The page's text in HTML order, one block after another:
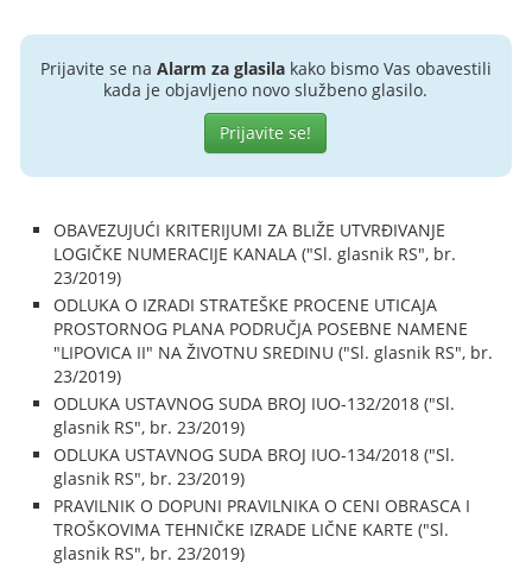
Prijavite se na Alarm za glasilakako bismo Vas obavestili
kada je objavljeno novo službeno glasilo.
Prijavite se!
OBAVEZUJUĆI KRITERIJUMI ZA BLIŽE UTVRĐIVANJE
LOGIČKE NUMERACIJE KANALA ("Sl. glasnik RS", br.
23/2019)
ODLUKA O IZRADI STRATEŠKE PROCENE UTICAJA
PROSTORNOG PLANA PODRUČJA POSEBNE NAMENE
"LIPOVICA II" NA ŽIVOTNU SREDINU ("Sl. glasnik RS", br.
23/2019)
ODLUKA USTAVNOG SUDA BROJ IUO-132/2018 ("Sl.
glasnik RS", br. 23/2019)
ODLUKA USTAVNOG SUDA BROJ IUO-134/2018 ("Sl.
glasnik RS", br. 23/2019)
PRAVILNIK O DOPUNI PRAVILNIKA O CENI OBRASCA I
TROŠKOVIMA TEHNIČKE IZRADE LIČNE KARTE ("Sl.
glasnik RS", br. 23/2019)